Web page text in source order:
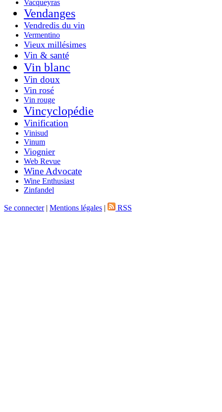
Vacqueyras
Vendanges
Vendredis du vin
Vermentino
Vieux millésimes
Vin & santé
Vin blanc
Vin doux
Vin rosé
Vin rouge
Vincyclopédie
Vinification
Vinisud
Vinum
Viognier
Web Revue
Wine Advocate
Wine Enthusiast
Zinfandel
Se connecter| Mentions légales | RSS